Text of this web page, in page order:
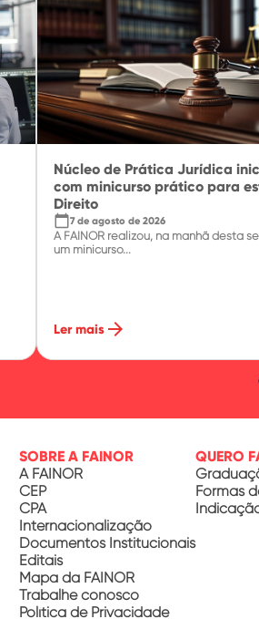
Núcleo de Prática Jurídica
com minicurso prático para
Direito
calendar_today7 de agosto de 2026
A FAINOR realizou, na manhã desta
um minicurso...
Ler mais arrow_forward
SOBRE A FAINOR
A FAINOR
CEP
CPA
Internacionalização
Documentos Institucionais
Editais
Mapa da FAINOR
Trabalhe conosco
Política de Privacidade
QUERO
Formas